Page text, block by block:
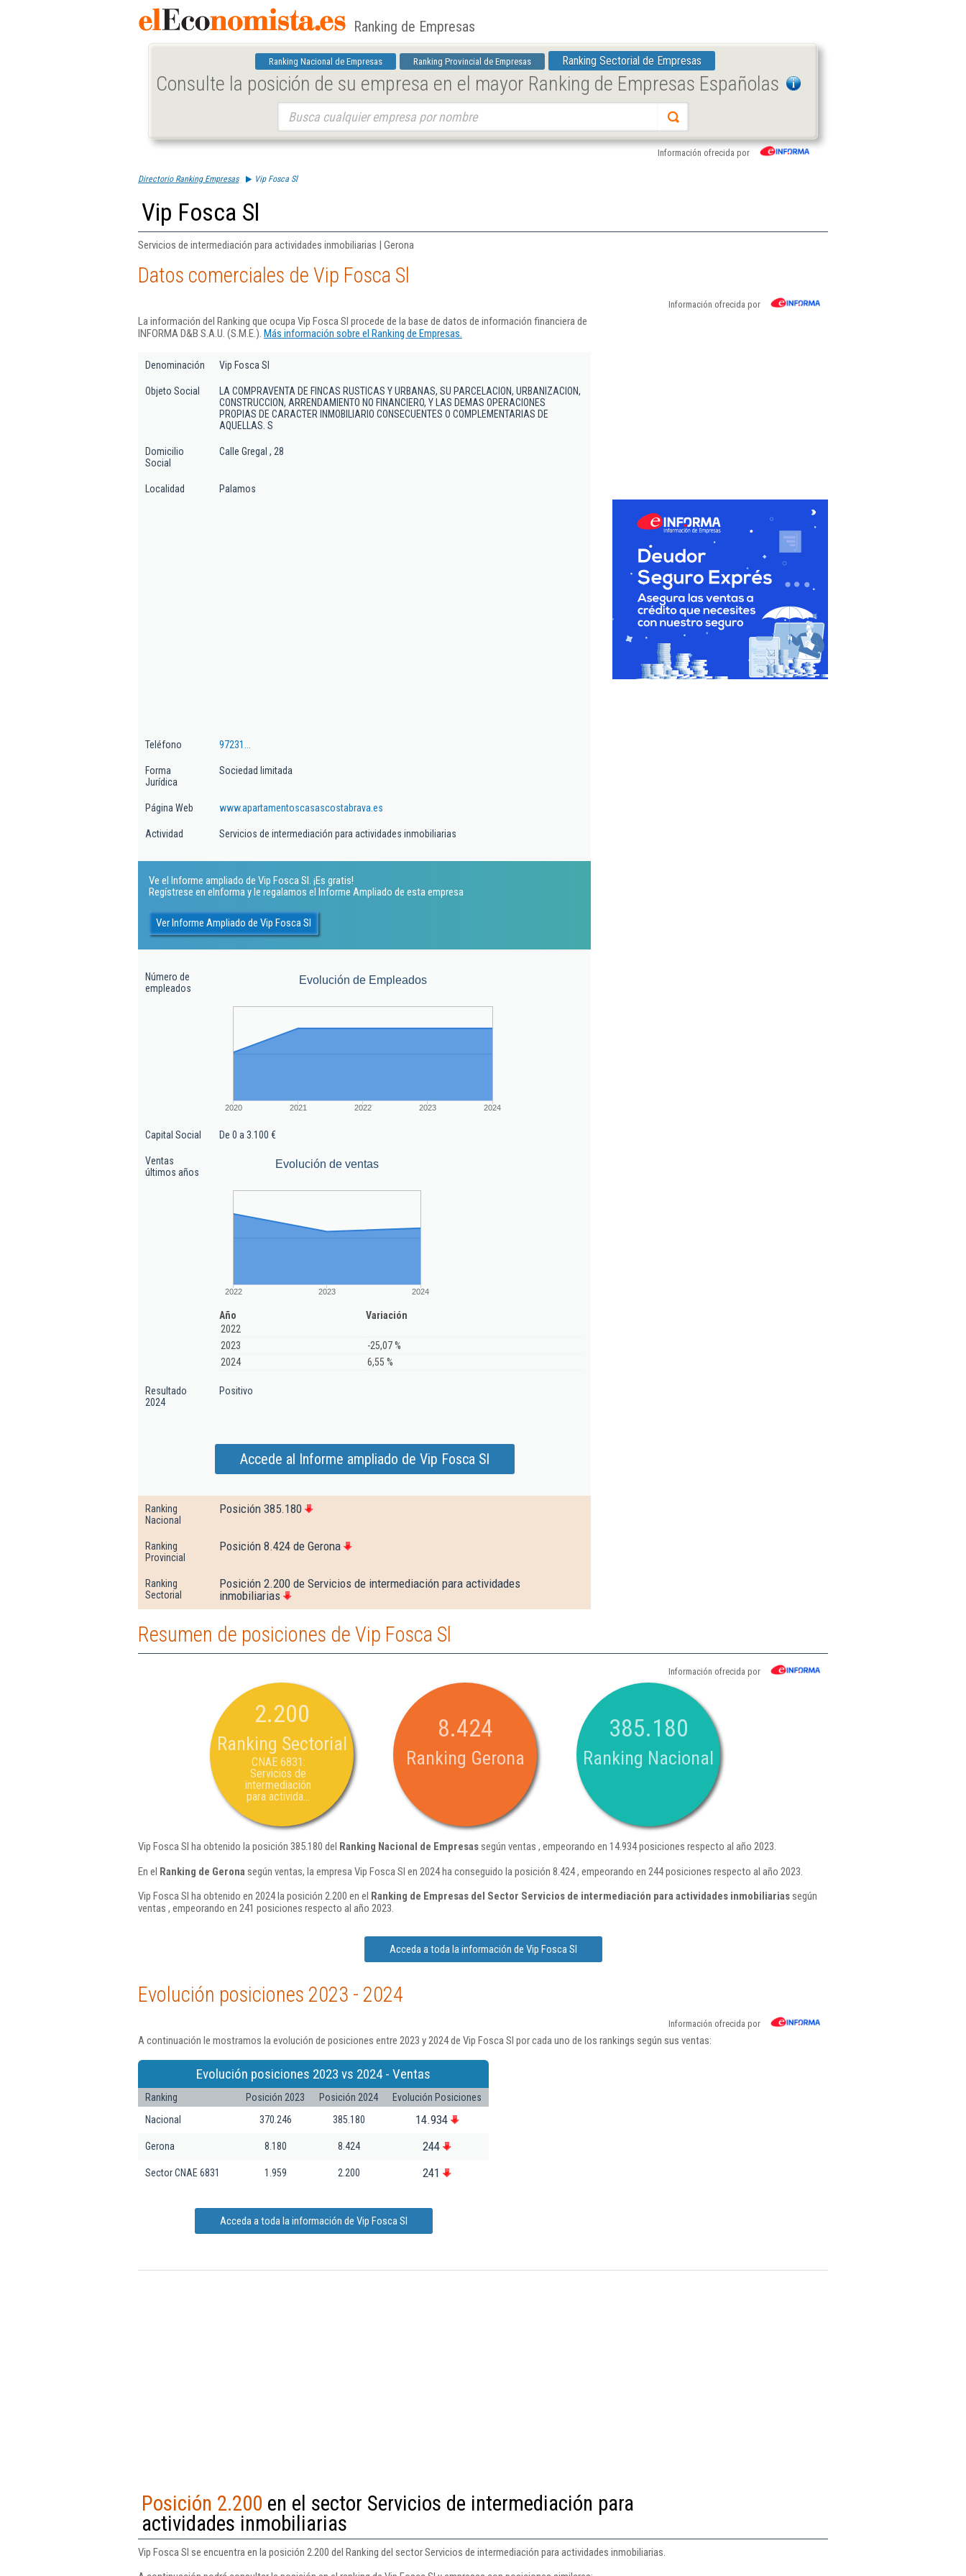
Ranking de Empresas
Ranking Nacional de Empresas Ranking Provincial de Empresas Ranking Sectorial de Empresas
Consulte la posición de su empresa en el mayor Ranking de Empresas Españolas
Información ofrecida por
Directorio Ranking Empresas Vip Fosca Sl
Vip Fosca Sl
Servicios de intermediación para actividades inmobiliarias | Gerona
Datos comerciales de Vip Fosca Sl
Información ofrecida por
La información del Ranking que ocupa Vip Fosca Sl procede de la base de datos de información financiera de
INFORMA D&B S.A.U. (S.M.E.). Más información sobre el Ranking de Empresas.
Denominación Vip Fosca Sl
Objeto Social
LA COMPRAVENTA DE FINCAS RUSTICAS Y URBANAS, SU PARCELACION, URBANIZACION,
CONSTRUCCION, ARRENDAMIENTO NO FINANCIERO, Y LAS DEMAS OPERACIONES
PROPIAS DE CARACTER INMOBILIARIO CONSECUENTES O COMPLEMENTARIAS DE
AQUELLAS. S
Domicilio
Social
Calle Gregal , 28
Localidad Palamos
Teléfono 97231...
Forma
Jurídica
Sociedad limitada
Página Web www.apartamentoscasascostabrava.es
Actividad Servicios de intermediación para actividades inmobiliarias
Ve el Informe ampliado de Vip Fosca Sl. ¡Es gratis!
Regístrese en eInforma y le regalamos el Informe Ampliado de esta empresa
Ver Informe Ampliado de Vip Fosca Sl
Número de
empleados
Evolución de Empleados
2020 2021 2022 2023 2024
Capital Social De 0 a 3.100 €
Ventas
últimos años
Evolución de ventas
2022 2023 2024
Año
Variación
2022
2023
-25,07 %
2024
6,55 %
Resultado
2024
Positivo
Accede al Informe ampliado de Vip Fosca Sl
Ranking
Nacional
Posición 385.180
Ranking
Provincial
Posición 8.424 de Gerona
Ranking
Sectorial
Posición 2.200 de Servicios de intermediación para actividades
inmobiliarias
Resumen de posiciones de Vip Fosca Sl
Información ofrecida por
2.200
Ranking Sectorial
CNAE 6831:
Servicios de
intermediación
para activida...
8.424
Ranking Gerona
385.180
Ranking Nacional
Vip Fosca Sl ha obtenido la posición 385.180 del Ranking Nacional de Empresassegún ventas , empeorando en 14.934 posiciones respecto al año 2023.
En el Ranking de Gerona según ventas, la empresa Vip Fosca Sl en 2024 ha conseguido la posición 8.424 , empeorando en 244 posiciones respecto al año 2023.
Vip Fosca Sl ha obtenido en 2024 la posición 2.200 en el Ranking de Empresas del Sector Servicios de intermediación para actividades inmobiliariassegún
ventas , empeorando en 241 posiciones respecto al año 2023.
Acceda a toda la información de Vip Fosca Sl
Evolución posiciones 2023 - 2024
Información ofrecida por
A continuación le mostramos la evolución de posiciones entre 2023 y 2024 de Vip Fosca Sl por cada uno de los rankings según sus ventas:
Evolución posiciones 2023 vs 2024 - Ventas
Ranking Posición 2023 Posición 2024
Evolución Posiciones
Nacional
370.246 385.180 14.934
Gerona 8.180 8.424 244
Sector CNAE 6831 1.959 2.200 241
Acceda a toda la información de Vip Fosca Sl
Posición 2.200 en el sector Servicios de intermediación para
actividades inmobiliarias
Vip Fosca Sl se encuentra en la posición 2.200 del Ranking del sector Servicios de intermediación para actividades inmobiliarias.